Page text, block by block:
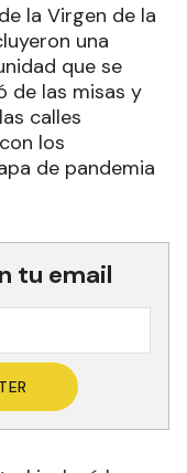
la Virgen de la
una
que se
de las misas y
calles
los
de pandemia
tu email